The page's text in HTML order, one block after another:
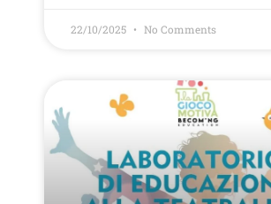
22/10/2025 No Comments